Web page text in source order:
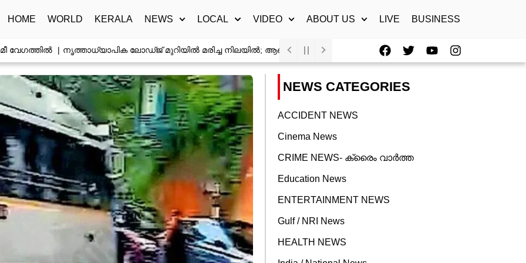
HOME WORLD KERALA NEWS LOCAL VIDEO ABOUT US LIVE BUSINESS
നൃത്താധ്യാപിക ലോഡ്ജ് മുറിയിൽ മരിച്ച നിലയിൽ; ആൺസുഹൃത്ത് പോലീസ് സ്റ്റേഷനിൽ കീഴടങ്ങി തിരുവനന്തപുരത്തിന്
F
a
c
e
b
T
w
i
t
t
Y
o
u
I
n
s
NEWS CATEGORIES
ACCIDENT NEWS
Cinema News
CRIME NEWS- ക്രൈം വാർത്ത
Education News
ENTERTAINMENT NEWS
Gulf / NRI News
HEALTH NEWS